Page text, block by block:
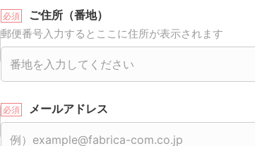
ご住所（番地）
郵便番号入力するとここに住所が表示されます
メールアドレス